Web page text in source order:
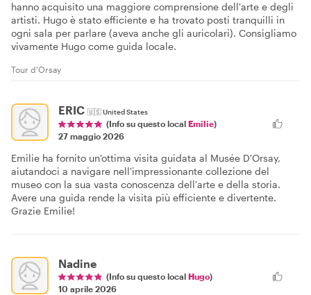
hanno acquisito una maggiore comprensione dell'arte e degli
artisti. Hugo è stato efficiente e ha trovato posti tranquilli in
ogni sala per parlare (aveva anche gli auricolari). Consigliamo
vivamente Hugo come guida locale.
Tour d'Orsay
ERIC 🇺🇸United States
(Info su questo local Emilie)
27 maggio 2026
Emilie ha fornito un'ottima visita guidata al Musée D'Orsay,
aiutandoci a navigare nell'impressionante collezione del
museo con la sua vasta conoscenza dell'arte e della storia.
Avere una guida rende la visita più efficiente e divertente.
Grazie Emilie!
Nadine
(Info su questo local Hugo)
10 aprile 2026